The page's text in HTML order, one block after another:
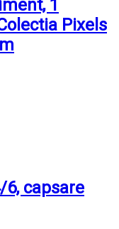
1
Pixels
6, capsare